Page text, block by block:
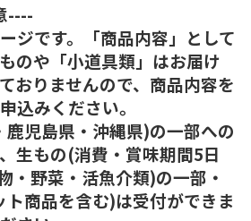
----
ジです。「商品内容」として
のや「小道具類」はお届け
おりませんので、商品内容を
込みください。
児島県・沖縄県)の一部への
生もの(消費・賞味期間5日
・野菜・活魚介類)の一部・
商品を含む)は受付ができま